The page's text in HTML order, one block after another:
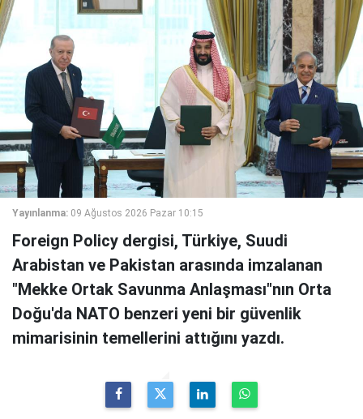
Yayınlanma: 09 Ağustos 2026 Pazar 10:15
Foreign Policy dergisi, Türkiye, Suudi
Arabistan ve Pakistan arasında imzalanan
"Mekke Ortak Savunma Anlaşması"nın Orta
Doğu'da NATO benzeri yeni bir güvenlik
mimarisinin temellerini attığını yazdı.